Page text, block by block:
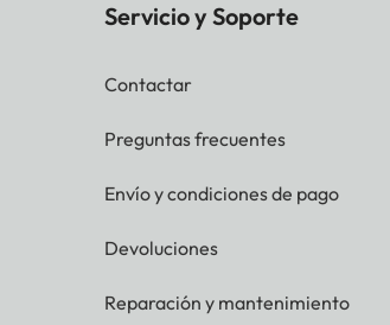
Servicio y Soporte
Contactar
Preguntas frecuentes
Envío y condiciones de pago
Devoluciones
Reparación y mantenimiento